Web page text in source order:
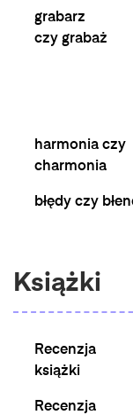
grabarz
czy grabaż
harmonia czy
charmonia
błędy czy
Książki
Recenzja
książki
Recenzja